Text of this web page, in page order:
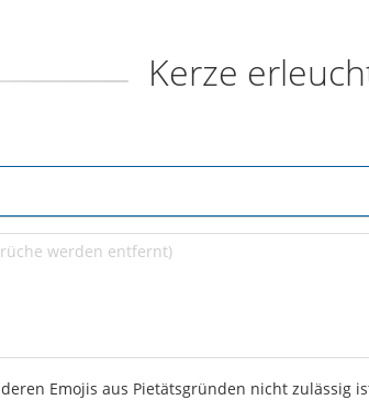
Kerze
Emojis aus Pietätsgründen nicht zulässig